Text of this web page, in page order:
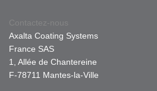
Contactez-nous
Axalta Coating Systems
France SAS
1, Allée de Chantereine
F-78711 Mantes-la-Ville